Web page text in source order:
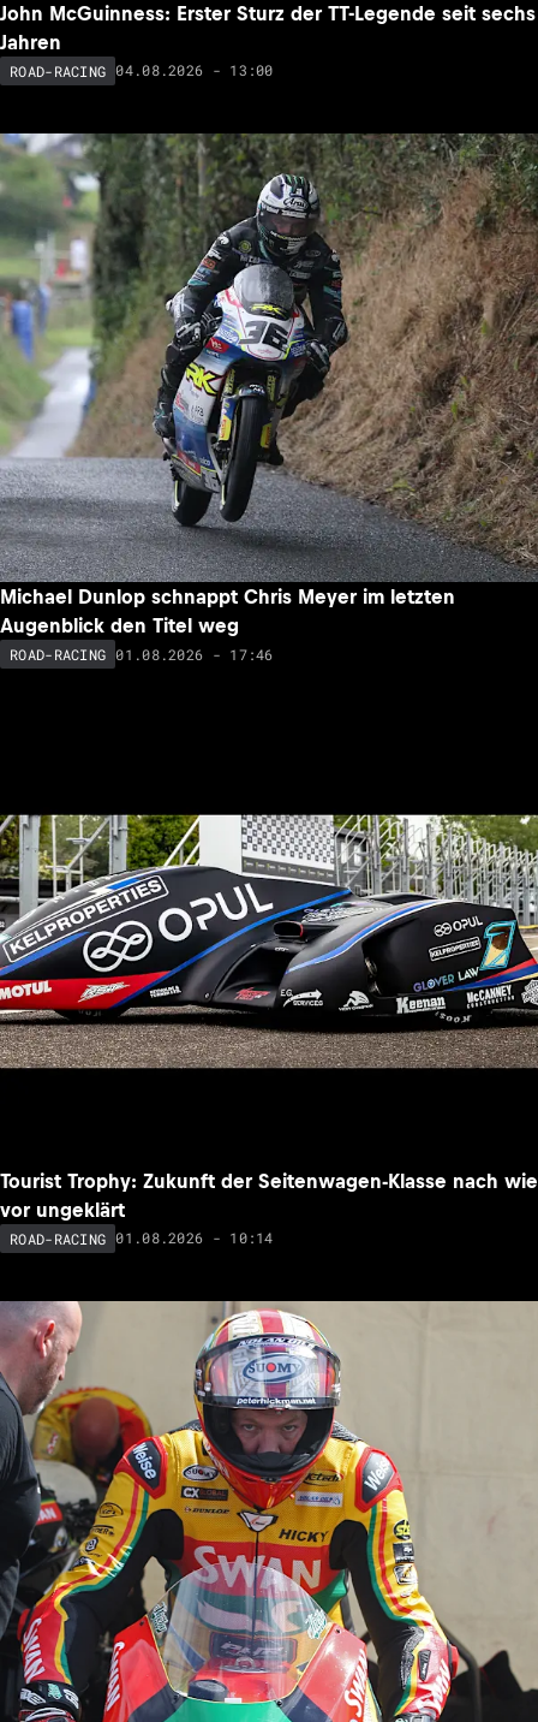
John McGuinness: Erster Sturz der TT-Legende seit sechs
Jahren
ROAD-RACING 04.08.2026 - 13:00
Michael Dunlop schnappt Chris Meyer im letzten
Augenblick den Titel weg
ROAD-RACING 01.08.2026 - 17:46
Tourist Trophy: Zukunft der Seitenwagen-Klasse nach wie
vor ungeklärt
ROAD-RACING 01.08.2026 - 10:14